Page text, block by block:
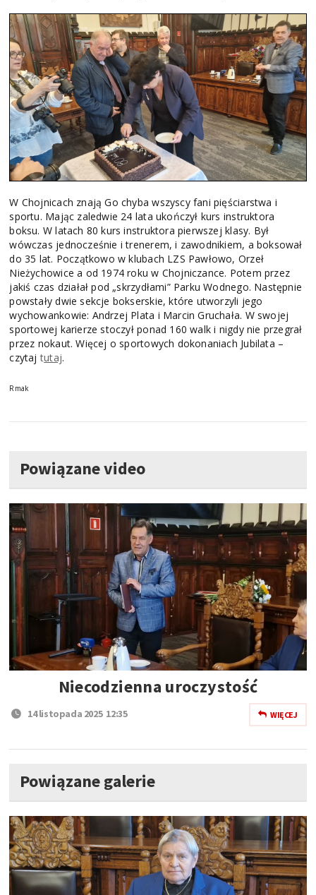
W Chojnicach znają Go chyba wszyscy fani pięściarstwa i
sportu. Mając zaledwie 24 lata ukończył kurs instruktora
boksu. W latach 80 kurs instruktora pierwszej klasy. Był
wówczas jednocześnie i trenerem, i zawodnikiem, a boksował
do 35 lat. Początkowo w klubach LZS Pawłowo, Orzeł
Nieżychowice a od 1974 roku w Chojniczance. Potem przez
jakiś czas działał pod „skrzydłami” Parku Wodnego. Następnie
powstały dwie sekcje bokserskie, które utworzyli jego
wychowankowie: Andrzej Plata i Marcin Gruchała. W swojej
sportowej karierze stoczył ponad 160 walk i nigdy nie przegrał
przez nokaut. Więcej o sportowych dokonaniach Jubilata –
czytajtutaj.
Rmak
Powiązane video
Niecodzienna uroczystość
14 listopada 2025 12:35 WIĘCEJ
Powiązane galerie